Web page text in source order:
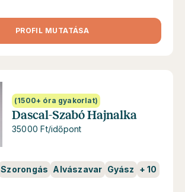
PROFIL MUTATÁSA
(1500+ óra gyakorlat)
Dascal-Szabó Hajnalka
35000 Ft/időpont
Szorongás Alvászavar Gyász +10